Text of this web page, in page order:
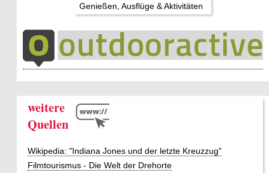
Genießen, Ausflüge & Aktivitäten
weitere
Quellen
Wikipedia: "Indiana Jones und der letzte Kreuzzug"
Filmtourismus - Die Welt der Drehorte